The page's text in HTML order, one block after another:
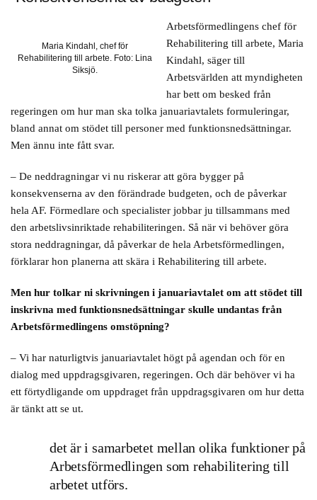
Maria Kindahl, chef för
Rehabilitering till arbete. Foto: Lina
Siksjö.
Arbetsförmedlingens chef för
Rehabilitering till arbete, Maria
Kindahl, säger till
Arbetsvärlden att myndigheten
har bett om besked från
regeringen om hur man ska tolka januariavtalets formuleringar,
bland annat om stödet till personer med funktionsnedsättningar.
Men ännu inte fått svar.
– De neddragningar vi nu riskerar att göra bygger på
konsekvenserna av den förändrade budgeten, och de påverkar
hela AF. Förmedlare och specialister jobbar ju tillsammans med
den arbetslivsinriktade rehabiliteringen. Så när vi behöver göra
stora neddragningar, då påverkar de hela Arbetsförmedlingen,
förklarar hon planerna att skära i Rehabilitering till arbete.
Men hur tolkar ni skrivningen i januariavtalet om att stödet till
inskrivna med funktionsnedsättningar skulle undantas från
Arbetsförmedlingens omstöpning?
– Vi har naturligtvis januariavtalet högt på agendan och för en
dialog med uppdragsgivaren, regeringen. Och där behöver vi ha
ett förtydligande om uppdraget från uppdragsgivaren om hur detta
är tänkt att se ut.
det är i samarbetet mellan olika funktioner på
Arbetsförmedlingen som rehabilitering till
arbetet utförs.